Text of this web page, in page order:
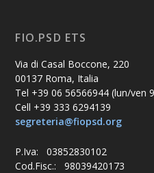
FIO.PSD ETS
Via di Casal Boccone, 220
00137 Roma, Italia
Tel +39 06 56566944 (lun/ven
Cell +39 333 6294139
segreteria@fiopsd.org
P.Iva: 03852830102
Cod.Fisc.: 98039420173